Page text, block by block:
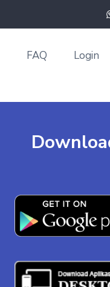
FAQ Login